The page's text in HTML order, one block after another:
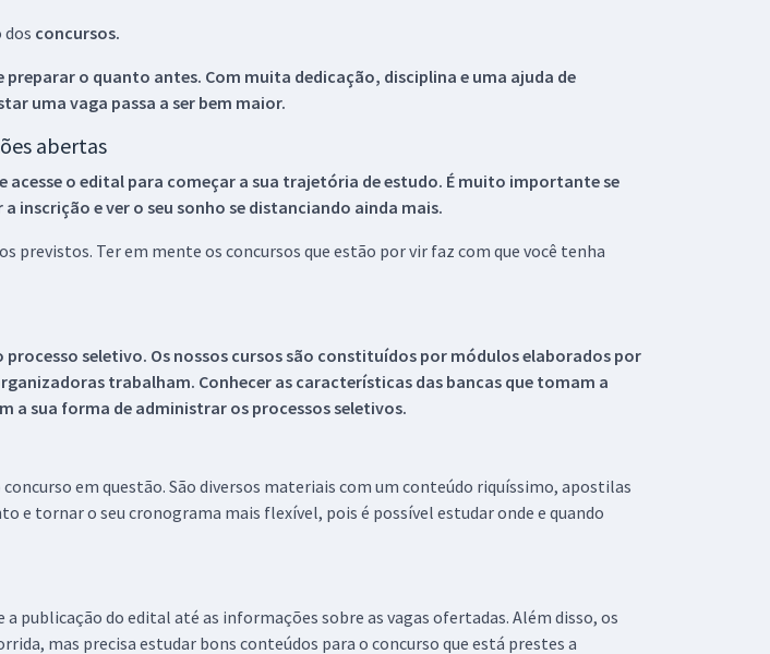
dos concursos.
preparar o quanto antes. Com muita dedicação, disciplina e uma ajuda de
uma vaga passa a ser bem maior.
abertas
acesse o edital para começar a sua trajetória de estudo. É muito importante se
inscrição e ver o seu sonho se distanciando ainda mais.
previstos. Ter em mente os concursos que estão por vir faz com que você tenha
seletivo. Os nossos cursos são constituídos por módulos elaborados por
trabalham. Conhecer as características das bancas que tomam a
a sua forma de administrar os processos seletivos.
em questão. São diversos materiais com um conteúdo riquíssimo, apostilas
e tornar o seu cronograma mais flexível, pois é possível estudar onde e quando
publicação do edital até as informações sobre as vagas ofertadas. Além disso, os
mas precisa estudar bons conteúdos para o concurso que está prestes a